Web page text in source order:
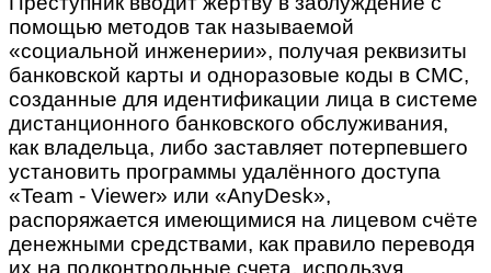
помощью методов так называемой
«социальной инженерии», получая реквизиты
банковской карты и одноразовые коды в СМС,
созданные для идентификации лица в системе
дистанционного банковского обслуживания,
как владельца, либо заставляет потерпевшего
установить программы удалённого доступа
«Team - Viewer» или «AnyDesk»,
распоряжается имеющимися на лицевом счёте
денежными средствами, как правило переводя
их на подконтрольные счета, используя